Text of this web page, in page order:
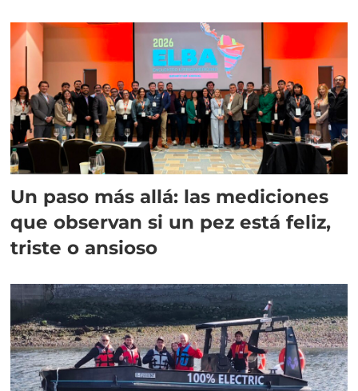
Un paso más allá: las mediciones
que observan si un pez está feliz,
triste o ansioso